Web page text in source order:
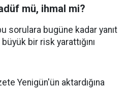
mü, ihmal mi?
sorulara bugüne kadar yanıt
bir risk yarattığını
Yenigün'ün aktardığına